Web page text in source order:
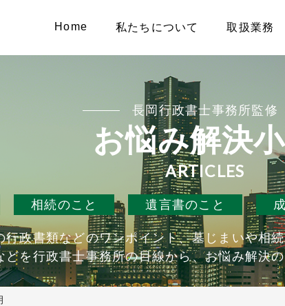
Home 私たちについて 取扱業務
長岡行政書士事務所監修
お悩み解決
ARTICLES
相続のこと 遺言書のこと
行政書類などのワンポイント、墓じまいや相
どを行政書士事務所の目線から、お悩み解決